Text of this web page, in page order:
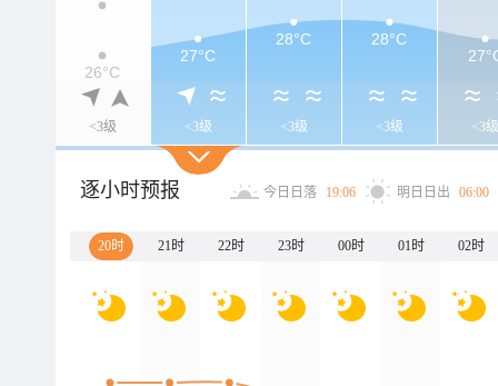
<3级 <3级 <3级 <3级 <3级
26°C
27°C
28°C
28°C
逐小时预报 今日日落 19:06 明日日出 06:00
20时 21时 22时 23时 00时 01时 02时